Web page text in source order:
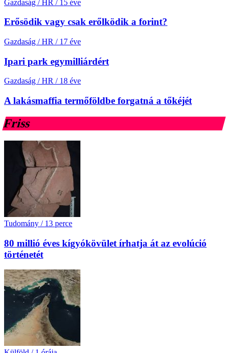
Gazdaság / HR / 15 éve
Erősödik vagy csak erőlködik a forint?
Gazdaság / HR / 17 éve
Ipari park egymilliárdért
Gazdaság / HR / 18 éve
A lakásmaffia termőföldbe forgatná a tőkéjét
Friss
Tudomány / 13 perce
80 millió éves kígyókövület írhatja át az evolúció
történetét